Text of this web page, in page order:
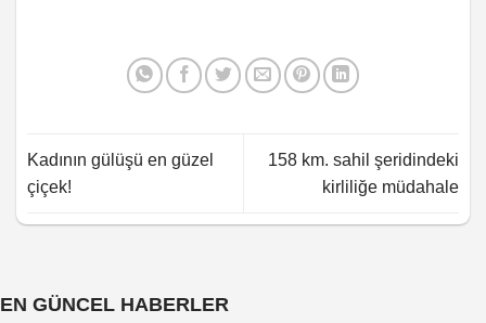
Kadının gülüşü en güzel
çiçek!
158 km. sahil şeridindeki
kirliliğe müdahale
EN GÜNCEL HABERLER